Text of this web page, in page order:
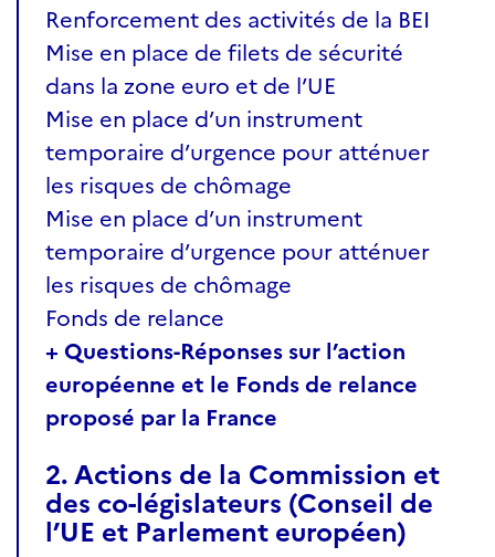
Renforcement des activités de la BEI
Mise en place de filets de sécurité
dans la zone euro et de l’UE
Mise en place d’un instrument
temporaire d’urgence pour atténuer
les risques de chômage
Mise en place d’un instrument
temporaire d’urgence pour atténuer
les risques de chômage
Fonds de relance
+ Questions-Réponses sur l’action
européenne et le Fonds de relance
proposé par la France
2. Actions de la Commission et
des co-législateurs (Conseil de
l’UE et Parlement européen)